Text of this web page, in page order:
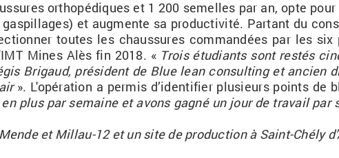
or­tho­pé­diques et 1 200 se­melles par an, opte
gas­pillages) et aug­mente sa pro­duc­ti­vité. Par­tant du
toutes les chaus­sures com­man­dées par les
Mines Alès fin 2018. « Trois étu­diants sont res­tés
Bri­gaud, pré­sident de Blue lean consul­ting et an­cien
». L'opé­ra­tion a per­mis d’iden­ti­fier plu­sieurs points de
plus par se­maine et avons gagné un jour de tra­vail par
et Mil­lau-12 et un site de pro­duc­tion à Saint-Chély